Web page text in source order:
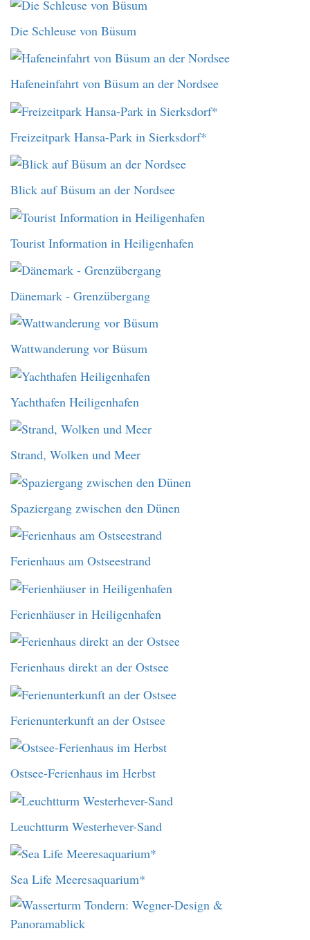
Die Schleuse von Büsum
Hafeneinfahrt von Büsum an der Nordsee
Freizeitpark Hansa-Park in Sierksdorf*
Blick auf Büsum an der Nordsee
Tourist Information in Heiligenhafen
Dänemark - Grenzübergang
Wattwanderung vor Büsum
Yachthafen Heiligenhafen
Strand, Wolken und Meer
Spaziergang zwischen den Dünen
Ferienhaus am Ostseestrand
Ferienhäuser in Heiligenhafen
Ferienhaus direkt an der Ostsee
Ferienunterkunft an der Ostsee
Ostsee-Ferienhaus im Herbst
Leuchtturm Westerhever-Sand
Sea Life Meeresaquarium*